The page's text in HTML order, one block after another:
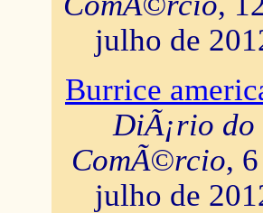
julho de
Burrice
DiÃ¡rio do
ComÃ©rcio,
julho de